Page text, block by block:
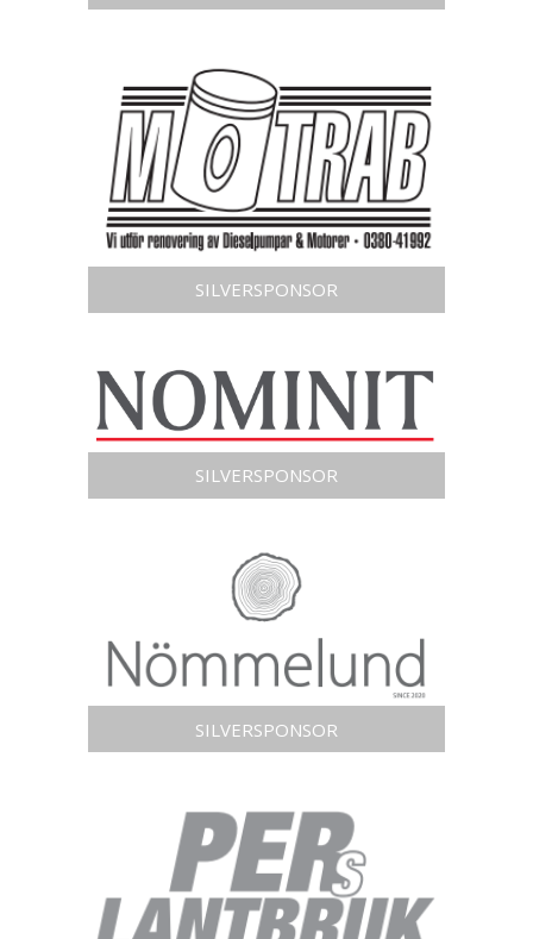
SILVERSPONSOR
SILVERSPONSOR
SILVERSPONSOR